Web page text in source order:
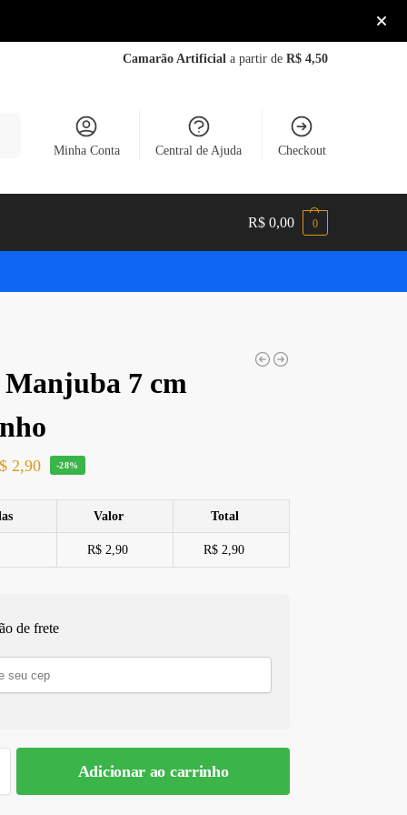
Camarão Artificial a partir de R$ 4,50
Minha Conta Central de Ajuda Checkout
R$ 0,00 0
Manjuba 7 cm
2,90 -28%
Valor Total
R$ 2,90 R$ 2,90
de frete
Adicionar ao carrinho